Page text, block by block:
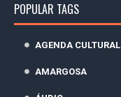
POPULAR TAGS
AGENDA CULTURAL
AMARGOSA